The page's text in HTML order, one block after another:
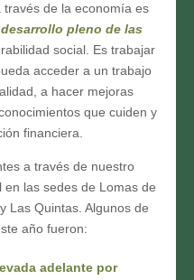
de la economía es
pleno de las
social. Es trabajar
acceder a un trabajo
a hacer mejoras
que cuiden y
financiera.
a través de nuestro
las sedes de Lomas de
Las Quintas. Algunos de
año fueron:
adelante por